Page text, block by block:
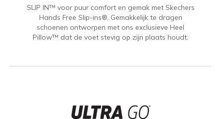
SLIP IN™ voor puur comfort en gemak met Skechers
Hands Free Slip-ins®. Gemakkelijk te dragen
schoenen ontworpen met ons exclusieve Heel
Pillow™ dat de voet stevig op zijn plaats houdt.